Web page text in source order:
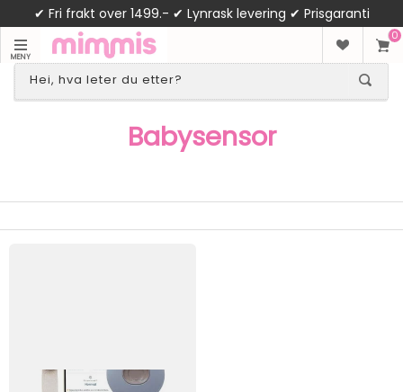
✔ Fri frakt over 1499.- ✔ Lynrask levering ✔ Prisgaranti
MENY
0
Babysensor